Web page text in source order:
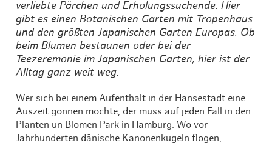
verliebte Pärchen und Erholungssuchende. Hier
gibt es einen Botanischen Garten mit Tropenhaus
und den größten Japanischen Garten Europas. Ob
beim Blumen bestaunen oder bei der
Teezeremonie im Japanischen Garten, hier ist der
Alltag ganz weit weg.
Wer sich bei einem Aufenthalt in der Hansestadt eine
Auszeit gönnen möchte, der muss auf jeden Fall in den
Planten un Blomen Park in Hamburg. Wo vor
Jahrhunderten dänische Kanonenkugeln flogen,